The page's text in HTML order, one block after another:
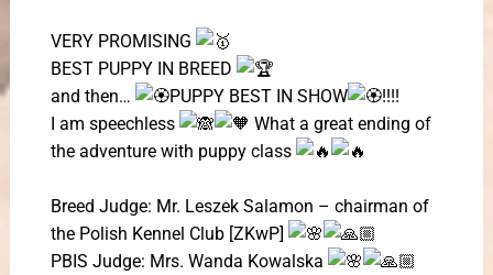
VERY PROMISING
BEST PUPPY IN BREED
and then…
PUPPY BEST IN SHOW
!!!!
I am speechless
What a great ending of
the adventure with puppy class
Breed Judge: Mr. Leszek Salamon – chairman of
the Polish Kennel Club [ZKwP]
PBIS Judge: Mrs. Wanda Kowalska